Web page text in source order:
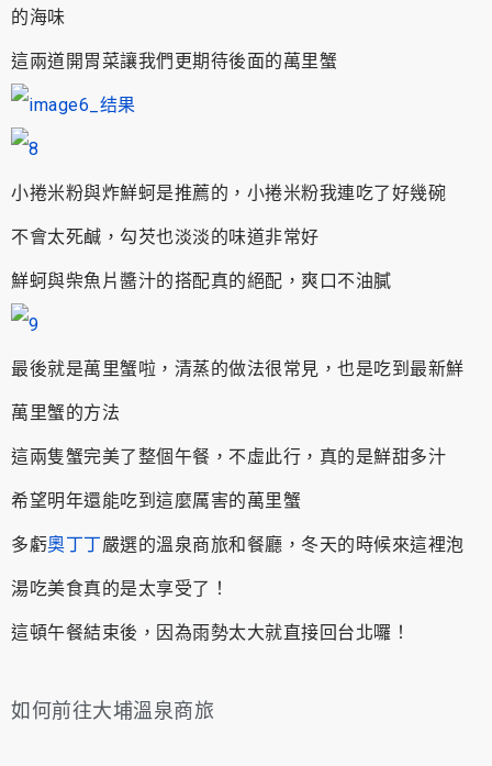
的海味
這兩道開胃菜讓我們更期待後面的萬里蟹
小捲米粉與炸鮮蚵是推薦的，小捲米粉我連吃了好幾碗
不會太死鹹，勾芡也淡淡的味道非常好
鮮蚵與柴魚片醬汁的搭配真的絕配，爽口不油膩
最後就是萬里蟹啦，清蒸的做法很常見，也是吃到最新鮮
萬里蟹的方法
這兩隻蟹完美了整個午餐，不虛此行，真的是鮮甜多汁
希望明年還能吃到這麼厲害的萬里蟹
多虧奧丁丁嚴選的溫泉商旅和餐廳，冬天的時候來這裡泡
湯吃美食真的是太享受了！
這頓午餐結束後，因為雨勢太大就直接回台北囉！
如何前往大埔溫泉商旅